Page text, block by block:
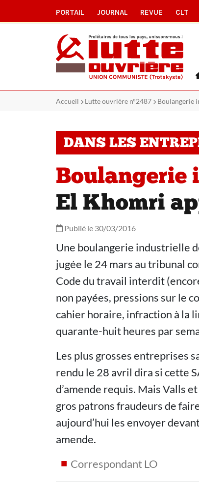
PORTAIL JOURNAL REVUE CLT
Accueil Lutte ouvrière n°2487 Boulangerie
DANS LES
Boulangerie
El Khomri
Publié le 30/03/2016
Une boulangerie industrielle
jugée le 24 mars au tribunal
Code du travail interdit
non payées, pressions sur le
cahier horaire, infraction à la
quarante-huit heures par
Les plus grosses entreprises
rendu le 28 avril dira si cette
d’amende requis. Mais Valls
gros patrons fraudeurs de
aujourd’hui les envoyer
amende.
Correspondant LO